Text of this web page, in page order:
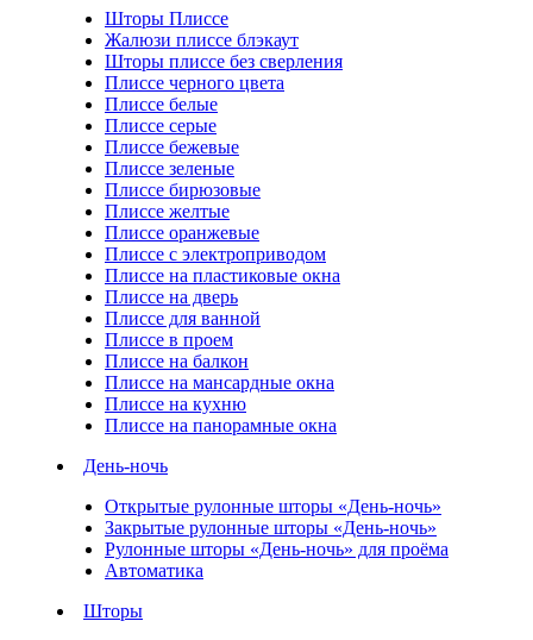
Шторы Плиссе
Жалюзи плиссе блэкаут
Шторы плиссе без сверления
Плиссе черного цвета
Плиссе белые
Плиссе серые
Плиссе бежевые
Плиссе зеленые
Плиссе бирюзовые
Плиссе желтые
Плиссе оранжевые
Плиссе с электроприводом
Плиссе на пластиковые окна
Плиссе на дверь
Плиссе для ванной
Плиссе в проем
Плиссе на балкон
Плиссе на мансардные окна
Плиссе на кухню
Плиссе на панорамные окна
День-ночь
Открытые рулонные шторы «День-ночь»
Закрытые рулонные шторы «День-ночь»
Рулонные шторы «День-ночь» для проёма
Автоматика
Шторы